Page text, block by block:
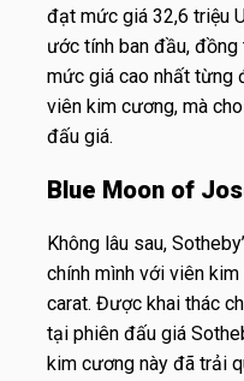
đạt mức giá 32,6 triệu
ước tính ban đầu,
mức giá cao nhất từng
viên kim cương, mà
đấu giá.
Blue Moon of
Không lâu sau,
chính mình với viên
carat. Được khai thác
tại phiên đấu giá
kim cương này đã trải